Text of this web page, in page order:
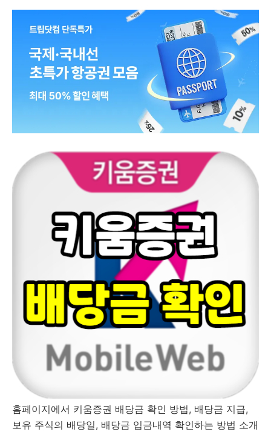
홈페이지에서 키움증권 배당금 확인 방법, 배당금 지급,
보유 주식의 배당일, 배당금 입금내역 확인하는 방법 소개